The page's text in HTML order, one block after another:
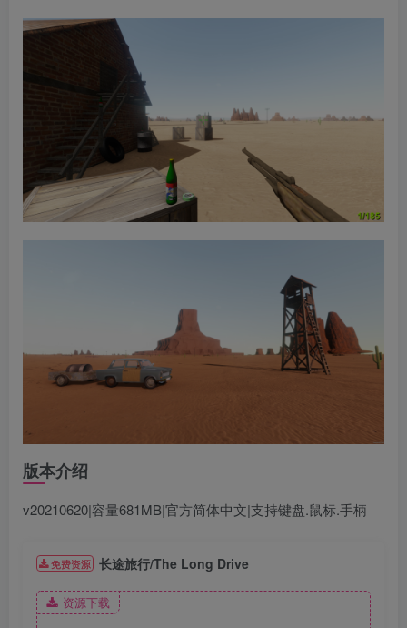
版本介绍
v20210620|容量681MB|官方简体中文|支持键盘.鼠标.手柄
免费资源 长途旅行/The Long Drive
资源下载